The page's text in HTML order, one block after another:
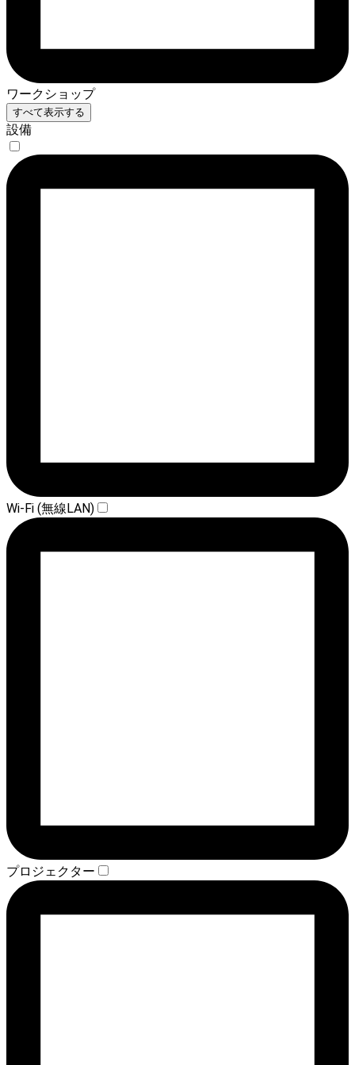
ワークショップ
すべて表示する
設備
Wi-Fi (無線LAN)
プロジェクター